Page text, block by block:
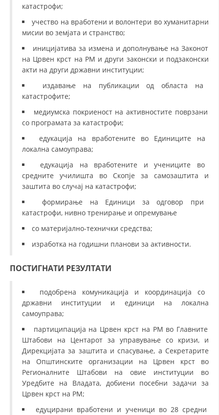
катастрофи;
учество на вработени и волонтери во хуманитарни
мисии во земјата и странство;
иницијатива за измена и дополнување на Законот
на Црвен крст на РМ и други законски и подзаконски
акти на други државни институции;
издавање на публикации од областа на
катастрофите;
медиумска покриеност на активностите поврзани
со програмата за катастрофи;
едукација на вработените во Единиците на
локална самоуправа;
едукација на вработените и учениците во
средните училишта во Скопје за самозаштита и
заштита во случај на катастрофи;
формирање на Единици за одговор при
катастрофи, нивно тренирање и опремување
со материјално-технички средства;
изработка на годишни планови за активности.
ПОСТИГНАТИ РЕЗУЛТАТИ
подобрена комуникација и координација со
државни институции и единици на локална
самоуправа;
партиципација на Црвен крст на РМ во Главните
Штабови на Центарот за управување со кризи, и
Дирекцијата за заштита и спасување, а Секретарите
на Општинските организации на Црвен крст во
Регионалните Штабови на овие институции во
Уредбите на Владата, добиени посебни задачи за
Црвен крст на РМ;
едуцирани вработени и ученици во 28 средни